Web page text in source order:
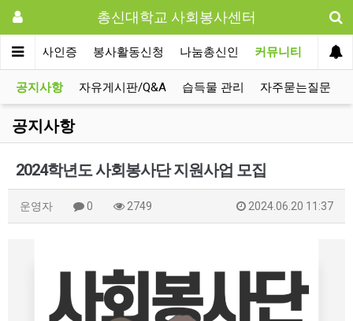
총신대학교 사회봉사센터
사회봉사인증 봉사활동신청 나눔총신인 커뮤니티
공지사항 자유게시판/Q&A 습득물 관리 자주묻는질문
공지사항
2024학년도 사회봉사단 지원사업 모집
운영자 0 2749 2024.06.20 11:37